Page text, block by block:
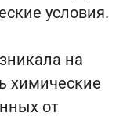
условия.
на
химические
от